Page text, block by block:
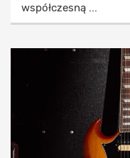
współczesną ...